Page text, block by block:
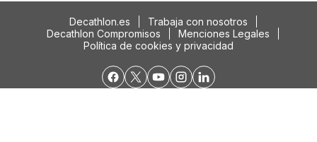
Decathlon.es
Trabaja con nosotros
Decathlon Compromisos
Menciones Legales
Política de cookies y privacidad